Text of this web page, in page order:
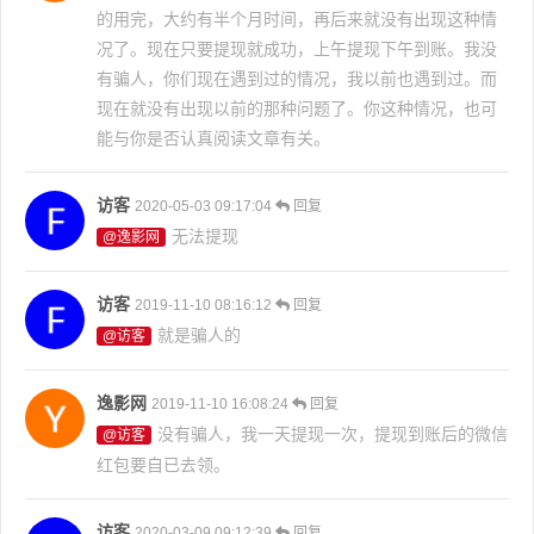
的用完，大约有半个月时间，再后来就没有出现这种情
况了。现在只要提现就成功，上午提现下午到账。我没
有骗人，你们现在遇到过的情况，我以前也遇到过。而
现在就没有出现以前的那种问题了。你这种情况，也可
能与你是否认真阅读文章有关。
访客 2020-05-03 09:17:04
回复
@逸影网
无法提现
访客 2019-11-10 08:16:12
回复
@访客
就是骗人的
逸影网 2019-11-10 16:08:24
回复
@访客
没有骗人，我一天提现一次，提现到账后的微信
红包要自已去领。